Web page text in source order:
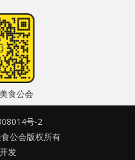
食公会
号-2
公会版权所有
发